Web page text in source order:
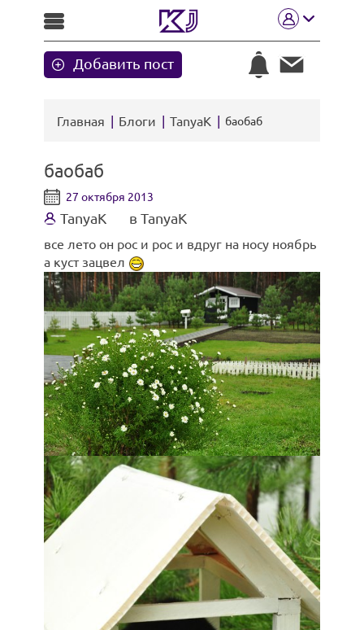
Добавить пост
Главная Блоги TanyaK баобаб
баобаб
27 октября 2013
TanyaK в TanyaK
все лето он рос и рос и вдруг на носу ноябрь
а куст зацвел